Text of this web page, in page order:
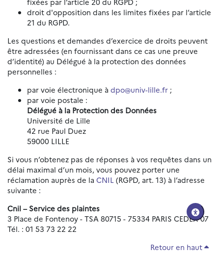
droit d'opposition dans les limites fixées par l’article
21 du RGPD.
Les questions et demandes d’exercice de droits peuvent
être adressées (en fournissant dans ce cas une preuve
d’identité) au Délégué à la protection des données
personnelles :
par voie électronique à dpo@univ-lille.fr ;
par voie postale :
Délégué à la Protection des Données
Université de Lille
42 rue Paul Duez
59000 LILLE
Si vous n’obtenez pas de réponses à vos requêtes dans un
délai maximal d’un mois, vous pouvez porter une
réclamation auprès de la CNIL (RGPD, art. 13) à l’adresse
suivante :
Cnil – Service des plaintes
3 Place de Fontenoy - TSA 80715 - 75334 PARIS CEDEX 07
Tél. : 01 53 73 22 22
Retour en haut